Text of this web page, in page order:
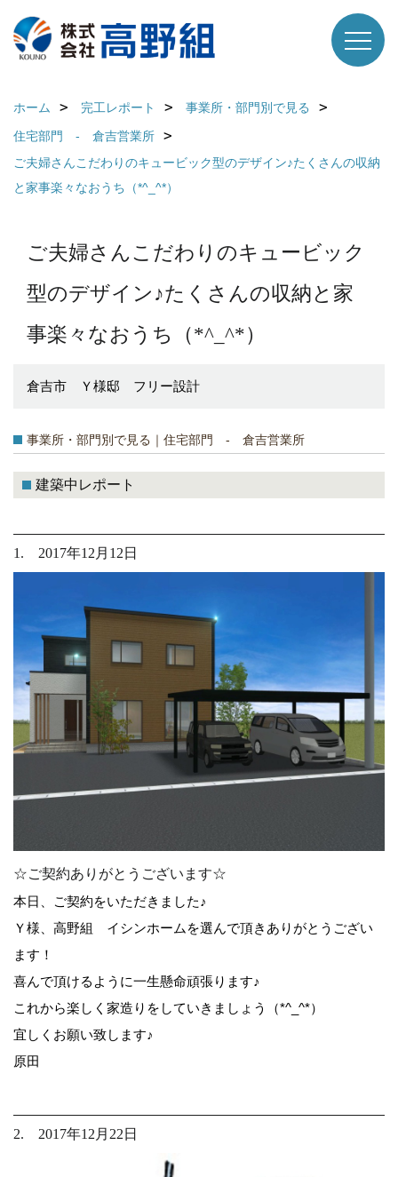
ホーム 完工レポート
事業所・部門別で見る
住宅部門 - 倉吉営業所
ご夫婦さんこだわりのキュービック型のデザイン♪たくさんの収納
と家事楽々なおうち（*^_^*）
ご夫婦さんこだわりのキュービック
型のデザイン♪たくさんの収納と家
事楽々なおうち（*^_^*）
倉吉市 Ｙ様邸 フリー設計
事業所・部門別で見る｜住宅部門 - 倉吉営業所
建築中レポート
1. 2017年12月12日
☆ご契約ありがとうございます☆
本日、ご契約をいただきました♪
Ｙ様、高野組 イシンホームを選んで頂きありがとうござい
ます！
喜んで頂けるように一生懸命頑張ります♪
これから楽しく家造りをしていきましょう（*^_^*）
宜しくお願い致します♪
原田
2. 2017年12月22日